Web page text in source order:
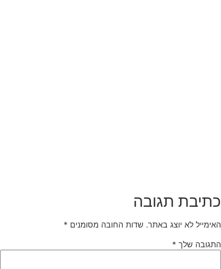
תגובה
לא יוצג באתר. שדות החובה מסומנים *
שלך*